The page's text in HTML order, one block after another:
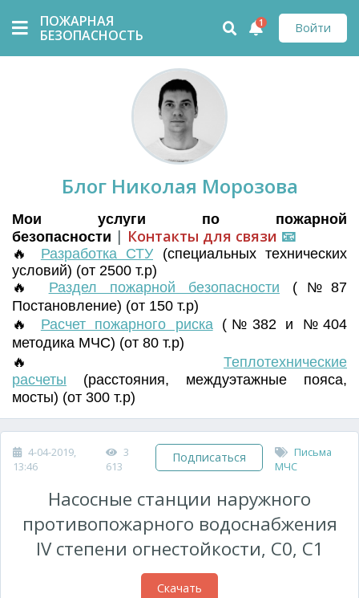
ПОЖАРНАЯ
БЕЗОПАСНОСТЬ
Войти
1
Блог Николая Морозова
Мои услуги по пожарной
безопасности | Контакты для связи 📧
🔥 Разработка СТУ (специальных технических
условий) (от 2500 т.р)
🔥 Раздел пожарной безопасности (№87
Постановление) (от 150 т.р)
🔥 Расчет пожарного риска(№382 и №404
методика МЧС) (от 80 т.р)
🔥 Теплотехнические
расчеты (расстояния, междуэтажные пояса,
мосты) (от 300 т.р)
4-04-2019,
13:46
3
613
Подписаться
Письма
МЧС
Насосные станции наружного
противопожарного водоснабжения
IV степени огнестойкости, С0, С1
Скачать